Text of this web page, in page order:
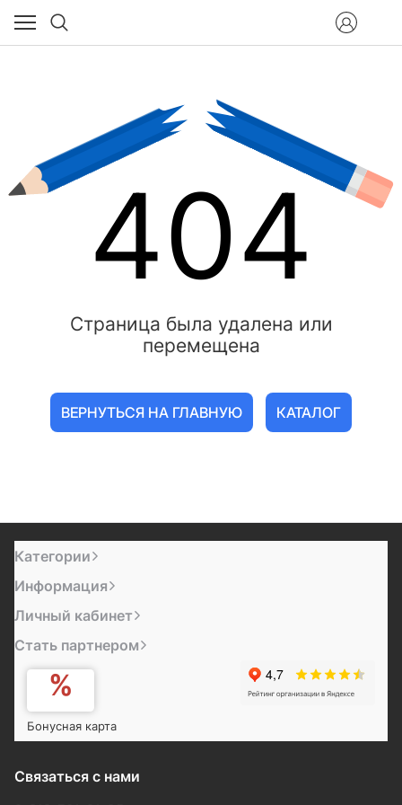
404
Страница была удалена или
перемещена
ВЕРНУТЬСЯ НА ГЛАВНУЮ КАТАЛОГ
Категории
Информация
Личный кабинет
Стать партнером
Бонусная карта
Связаться с нами